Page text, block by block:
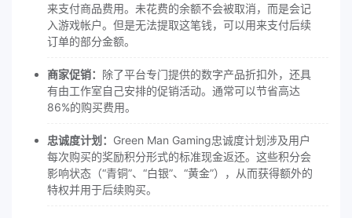
来支付商品费用。未花费的余额不会被取消，而是会记
入游戏帐户。但是无法提取这笔钱，可以用来支付后续
订单的部分金额。
商家促销： 除了平台专门提供的数字产品折扣外，还具
有由工作室自己安排的促销活动。通常可以节省高达
86%的购买费用。
忠诚度计划： Green Man Gaming忠诚度计划涉及用户
每次购买的奖励积分形式的标准现金返还。这些积分会
影响状态（“青铜”、“白银”、“黄金”），从而获得额外的
特权并用于后续购买。